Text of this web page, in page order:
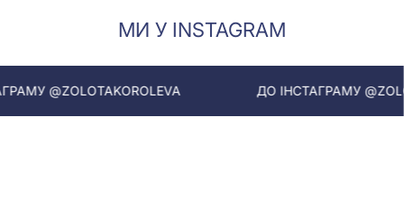
МИ У INSTAGRAM
ДО ІНСТАГРАМУ @ZOLOTAKOROLEVA